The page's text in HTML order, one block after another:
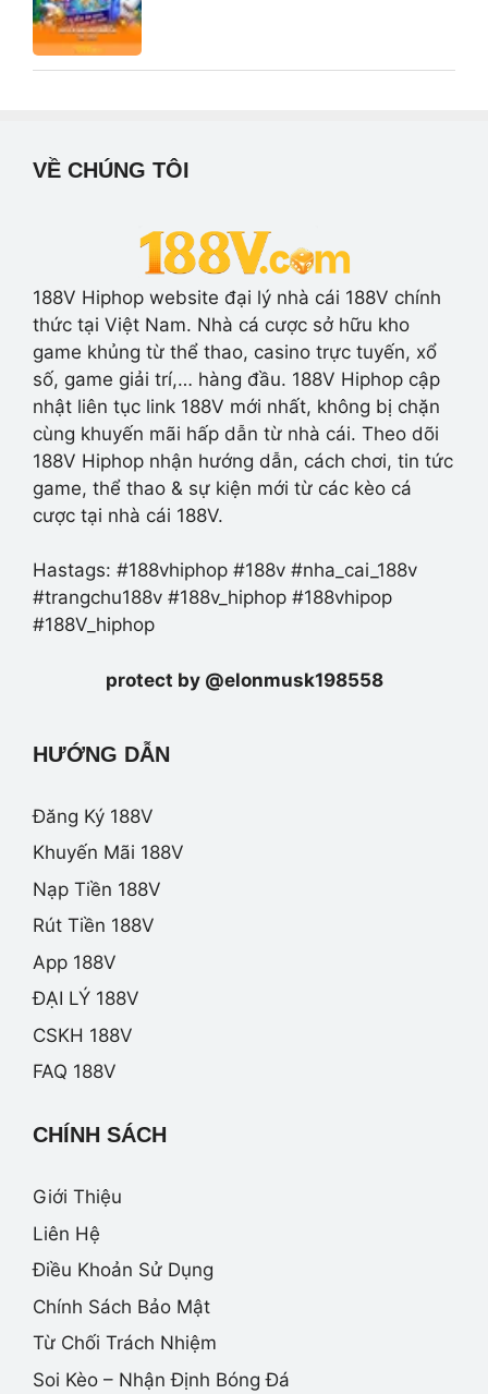
VỀ CHÚNG TÔI
188V Hiphop website đại lý nhà cái 188V chính
thức tại Việt Nam. Nhà cá cược sở hữu kho
game khủng từ thể thao, casino trực tuyến, xổ
số, game giải trí,… hàng đầu. 188V Hiphop cập
nhật liên tục link 188V mới nhất, không bị chặn
cùng khuyến mãi hấp dẫn từ nhà cái. Theo dõi
188V Hiphop nhận hướng dẫn, cách chơi, tin tức
game, thể thao & sự kiện mới từ các kèo cá
cược tại nhà cái 188V.
Hastags: #188vhiphop #188v #nha_cai_188v
#trangchu188v #188v_hiphop #188vhipop
#188V_hiphop
protect by @elonmusk198558
HƯỚNG DẪN
Đăng Ký 188V
Khuyến Mãi 188V
Nạp Tiền 188V
Rút Tiền 188V
App 188V
ĐẠI LÝ 188V
CSKH 188V
FAQ 188V
CHÍNH SÁCH
Giới Thiệu
Liên Hệ
Điều Khoản Sử Dụng
Chính Sách Bảo Mật
Từ Chối Trách Nhiệm
Soi Kèo – Nhận Định Bóng Đá